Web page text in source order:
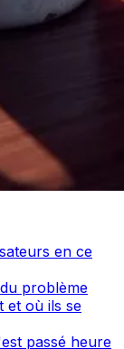
en ce
problème
et où ils se
passé heure